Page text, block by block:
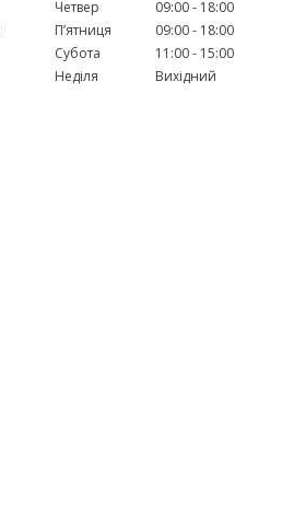
Четвер
09:00
18:00
Пʼятниця
09:00
18:00
Субота
11:00
15:00
Неділя
Вихідний